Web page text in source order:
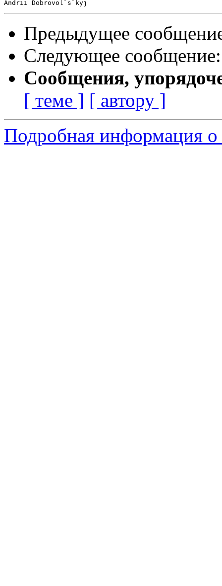
Предыдущее
Следующее
Сообщения,
[ теме ] [ автору ]
Подробная информация о